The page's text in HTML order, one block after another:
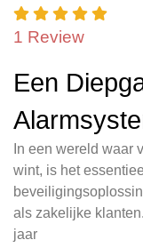
1 Review
Een
In een wereld waar
wint, is het
als zakelijke
jaar